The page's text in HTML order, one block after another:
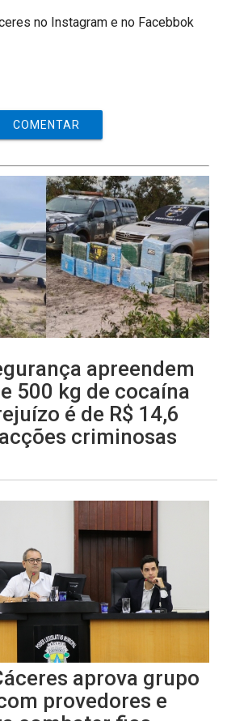
no Instagram e no Facebbok
COMENTAR
apreendem
500 kg de cocaína
é de R$ 14,6
criminosas
aprova grupo
provedores e